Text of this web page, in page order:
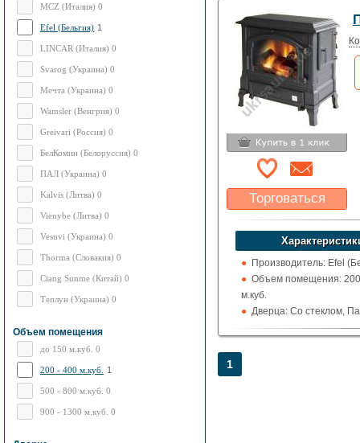
MCZ (Италия) 0
Efel (Бельгия) 1
LINCAR (Италия) 0
Svarog (Украина) 0
Мечта (Украина) 0
Wamsler (Венгрия) 0
Greivari (Россия) 0
БелКомин (Белоруссия) 0
ПАЛ (Украина) 0
Kalvis (Литва) 0
Vienybe (Литва) 0
Vesuvi (Украина) 0
Thorma (Словакия) 0
Ciang Sunme (Китай) 0
Теплун (Украина) 0
Объем помещения
до 150 м.куб. 0
200 - 400 м.куб. 1
500 - 800 м.куб. 0
900 - 1300 м.куб. 0
Торговаться
Какая цена Вас
устроит?
Указать цену
Производитель: Efel
Объем помещения:
м.куб.
Дверца: Со стеклом,
(каминного типа)
1